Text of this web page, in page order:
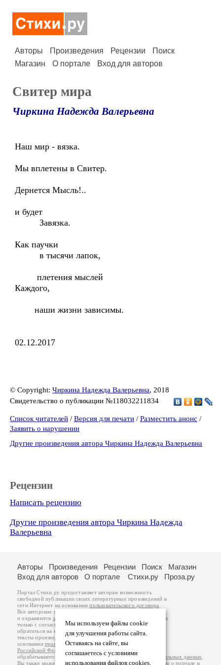
Авторы Произведения Рецензии
Поиск
Магазин
О портале Вход для авторов
Свитер мира
Чиркина Надежда Валерьевна
Наш мир - вязка.
Мы вплетены в Свитер.
Дернется Мысль!..
и будет
Завязка.
Как паучки
в тысячи лапок,
плетения мыслей
Каждого,
наши жизни зависимы.
02.12.2017
© Copyright: Чиркина Надежда Валерьевна, 2018
Свидетельство о публикации №118032211834
Список читателей / Версия для печати / Разместить анонс /
Заявить о нарушении
Другие произведения автора Чиркина Надежда Валерьевна
Рецензии
Написать рецензию
Другие произведения автора Чиркина Надежда
Валерьевна
Мы используем файлы cookie
для улучшения работы сайта.
Оставаясь на сайте, вы
соглашаетесь с условиями
использования файлов cookies.
Авторы Произведения Рецензии Поиск
Магазин
Вход для авторов
О портале Стихи.ру Проза.ру
Портал Стихи.ру предоставляет авторам возможность
свободной публикации своих литературных произведений в
сети Интернет на основаниипользовательского договора
Все авторские права на произведения принадлежат авторам
и охраняются законом
. Перепечатка произведений возможна
только с согласия его автора, к которому вы можете
обратиться на его авторской странице. Ответственность за
тексты произведений авторы несут самостоятельно на
основанииправил публикацииизаконодательства
Российской Федерации
обрабатываются на основанииПолитики обработки персональных данных
Вы также можете посмотреть более подробнуюинформацию о портале и